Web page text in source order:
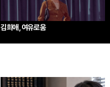
김희애, 여유로움